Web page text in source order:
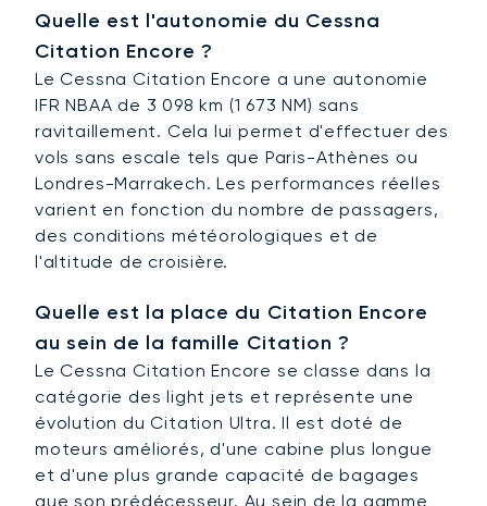
Quelle est l'autonomie du Cessna
Citation Encore ?
Le Cessna Citation Encore a une autonomie
IFR NBAA de 3 098 km (1 673 NM) sans
ravitaillement. Cela lui permet d'effectuer des
vols sans escale tels que Paris-Athènes ou
Londres-Marrakech. Les performances réelles
varient en fonction du nombre de passagers,
des conditions météorologiques et de
l'altitude de croisière.
Quelle est la place du Citation Encore
au sein de la famille Citation ?
Le Cessna Citation Encore se classe dans la
catégorie des light jets et représente une
évolution du Citation Ultra. Il est doté de
moteurs améliorés, d'une cabine plus longue
et d'une plus grande capacité de bagages
que son prédécesseur. Au sein de la gamme